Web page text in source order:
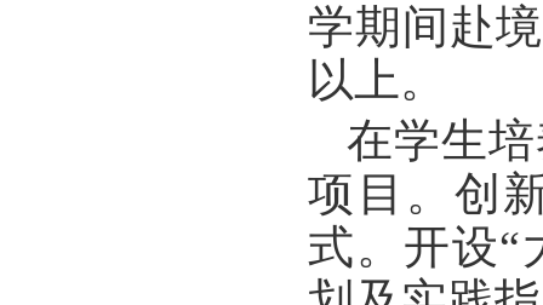
学期间赴
以上。
在学生
项目。创
式。开设“